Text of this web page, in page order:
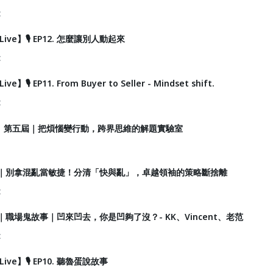
】🎙️ EP12. 怎麼讓別人動起來
Live】🎙️ EP11. From Buyer to Seller - Mindset shift.
第五屆｜把煩惱變行動，跨界思維的解題實驗室
別拿混亂當敏捷！分清「快與亂」，卓越領袖的策略斷捨離
職場鬼故事｜凹來凹去，你是凹夠了沒？- KK、Vincent、老范
】🎙️ EP10. 聽魯蛋說故事